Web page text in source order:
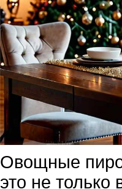
Овощные
это не только